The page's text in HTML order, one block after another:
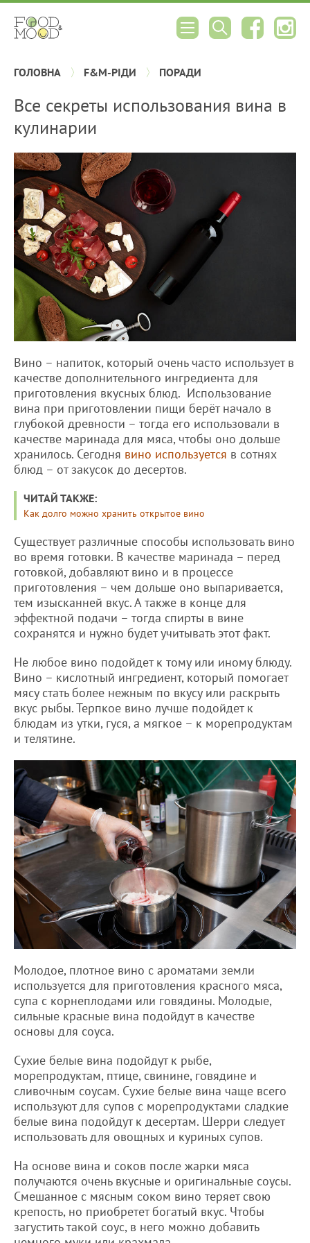
ГОЛОВНА F&M-РІДИ ПОРАДИ
Все секреты использования вина в
кулинарии
Вино – напиток, который очень часто использует в
качестве дополнительного ингредиента для
приготовления вкусных блюд. Использование
вина при приготовлении пищи берёт начало в
глубокой древности – тогда его использовали в
качестве маринада для мяса, чтобы оно дольше
хранилось. Сегодня вино используется в сотнях
блюд – от закусок до десертов.
ЧИТАЙ ТАКЖЕ:
Как долго можно хранить открытое вино
Существует различные способы использовать вино
во время готовки. В качестве маринада – перед
готовкой, добавляют вино и в процессе
приготовления – чем дольше оно выпаривается,
тем изысканней вкус. А также в конце для
эффектной подачи – тогда спирты в вине
сохранятся и нужно будет учитывать этот факт.
Не любое вино подойдет к тому или иному блюду.
Вино – кислотный ингредиент, который помогает
мясу стать более нежным по вкусу или раскрыть
вкус рыбы. Терпкое вино лучше подойдет к
блюдам из утки, гуся, а мягкое – к морепродуктам
и телятине.
Молодое, плотное вино с ароматами земли
используется для приготовления красного мяса,
супа с корнеплодами или говядины. Молодые,
сильные красные вина подойдут в качестве
основы для соуса.
Сухие белые вина подойдут к рыбе,
морепродуктам, птице, свинине, говядине и
сливочным соусам. Сухие белые вина чаще всего
используют для супов с морепродуктами сладкие
белые вина подойдут к десертам. Шерри следует
использовать для овощных и куриных супов.
На основе вина и соков после жарки мяса
получаются очень вкусные и оригинальные соусы.
Смешанное с мясным соком вино теряет свою
крепость, но приобретет богатый вкус. Чтобы
загустить такой соус, в него можно добавить